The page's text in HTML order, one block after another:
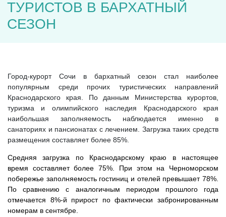
ТУРИСТОВ В БАРХАТНЫЙ
СЕЗОН
Город-курорт Сочи в бархатный сезон стал наиболее
популярным среди прочих туристических направлений
Краснодарского края. По данным Министерства курортов,
туризма и олимпийского наследия Краснодарского края
наибольшая заполняемость наблюдается именно в
санаториях и пансионатах с лечением. Загрузка таких средств
размещения составляет более 85%.
Средняя загрузка по Краснодарскому краю в настоящее
время составляет более 75%. При этом на Черноморском
побережье заполняемость гостиниц и отелей превышает 78%.
По сравнению с аналогичным периодом прошлого года
отмечается 8%-й прирост по фактически забронированным
номерам в сентябре.